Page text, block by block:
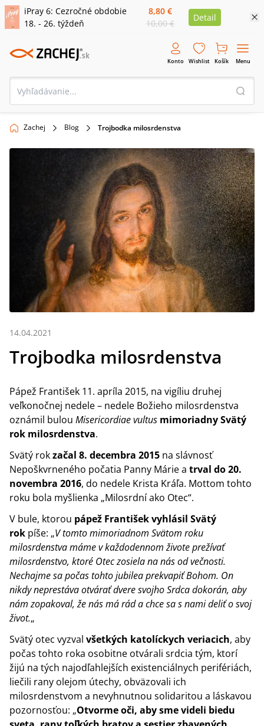
iPray 6: Cezročné obdobie
18. - 26. týždeň
8,80 €
10,00 €
Detail
Konto Wishlist Košík Menu
Zachej Blog Trojbodka milosrdenstva
14.04.2021
Trojbodka milosrdenstva
Pápež František 11. apríla 2015, na vigíliu druhej
veľkonočnej nedele – nedele Božieho milosrdenstva
oznámil bulou Misericordiae vultus mimoriadny Svätý
rok milosrdenstva.
Svätý rokzačal 8. decembra 2015 na slávnosť
Nepoškvrneného počatia Panny Márie a trval do 20.
novembra 2016, do nedele Krista Kráľa. Mottom tohto
roku bola myšlienka „Milosrdní ako Otec“.
V bule, ktorou pápež František vyhlásil Svätý
rok píše: „V tomto mimoriadnom Svätom roku
milosrdenstva máme v každodennom živote prežívať
milosrdenstvo, ktoré Otec zosiela na nás od večnosti.
Nechajme sa počas tohto jubilea prekvapiť Bohom. On
nikdy neprestáva otvárať dvere svojho Srdca dokorán, aby
nám zopakoval, že nás má rád a chce sa s nami deliť o svoj
život.„
Svätý otec vyzval všetkých katolíckych veriacich, aby
počas tohto roka osobitne otvárali srdcia tým, ktorí
žijú na tých najodľahlejších existenciálnych perifériách,
liečili rany olejom útechy, obväzovali ich
milosrdenstvom a nevyhnutnou solidaritou a láskavou
pozornosťou: „Otvorme oči, aby sme videli biedu